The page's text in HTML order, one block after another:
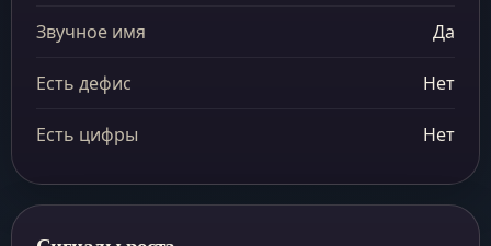
Звучное имя Да
Есть дефис Нет
Есть цифры Нет